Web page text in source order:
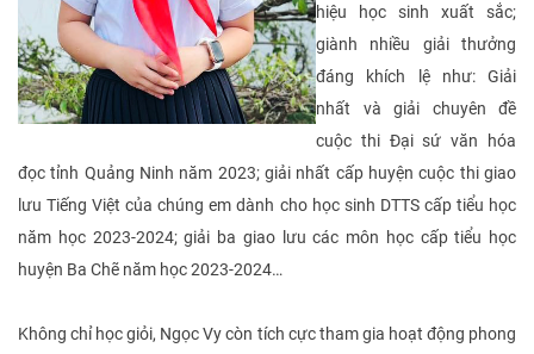
hiệu học sinh xuất sắc;
giành nhiều giải thưởng
đáng khích lệ như: Giải
nhất và giải chuyên đề
cuộc thi Đại sứ văn hóa
đọc tỉnh Quảng Ninh năm 2023; giải nhất cấp huyện cuộc thi giao
lưu Tiếng Việt của chúng em dành cho học sinh DTTS cấp tiểu học
năm học 2023-2024; giải ba giao lưu các môn học cấp tiểu học
huyện Ba Chẽ năm học 2023-2024…
Không chỉ học giỏi, Ngọc Vy còn tích cực tham gia hoạt động phong